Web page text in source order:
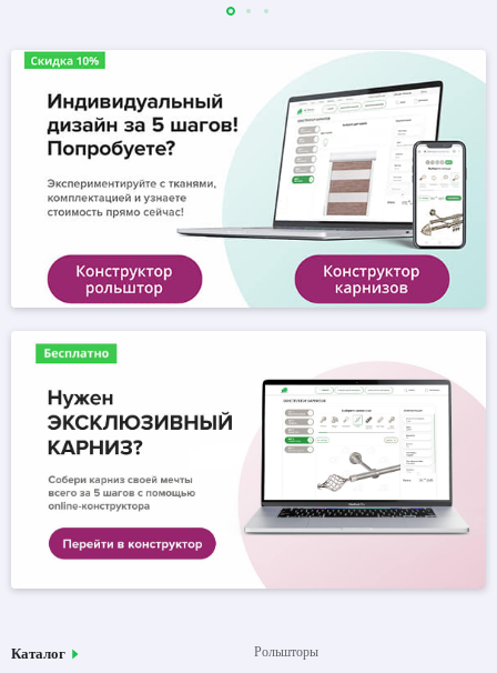
Каталог
Рольшторы